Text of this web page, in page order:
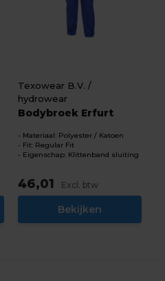
Texowear B.V. /
hydrowear
Bodybroek Erfurt
Materiaal: Polyester / Katoen
Fit: Regular Fit
Eigenschap: Klittenband sluiting
46,01 Excl. btw
Bekijken